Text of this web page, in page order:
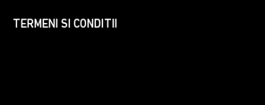
TERMENI SI CONDITII